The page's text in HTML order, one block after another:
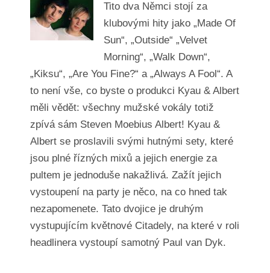
Tito dva Němci stojí za
klubovými hity jako „Made Of
Sun“, „Outside“ „Velvet
Morning“, „Walk Down“,
„Kiksu“, „Are You Fine?“ a „Always A Fool“. A
to není vše, co byste o produkci Kyau & Albert
měli vědět: všechny mužské vokály totiž
zpívá sám Steven Moebius Albert! Kyau &
Albert se proslavili svými hutnými sety, které
jsou plné řízných mixů a jejich energie za
pultem je jednoduše nakažlivá. Zažít jejich
vystoupení na party je něco, na co hned tak
nezapomenete. Tato dvojice je druhým
vystupujícím květnové Citadely, na které v roli
headlinera vystoupí samotný Paul van Dyk.